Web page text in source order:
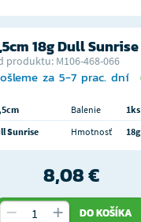
18g Dull Sunrise
produktu: M106-468-066
za 5-7 prac. dní
Balenie
1ks
Sunrise Hmotnosť 18g
8,08 €
DO KOŠÍKA